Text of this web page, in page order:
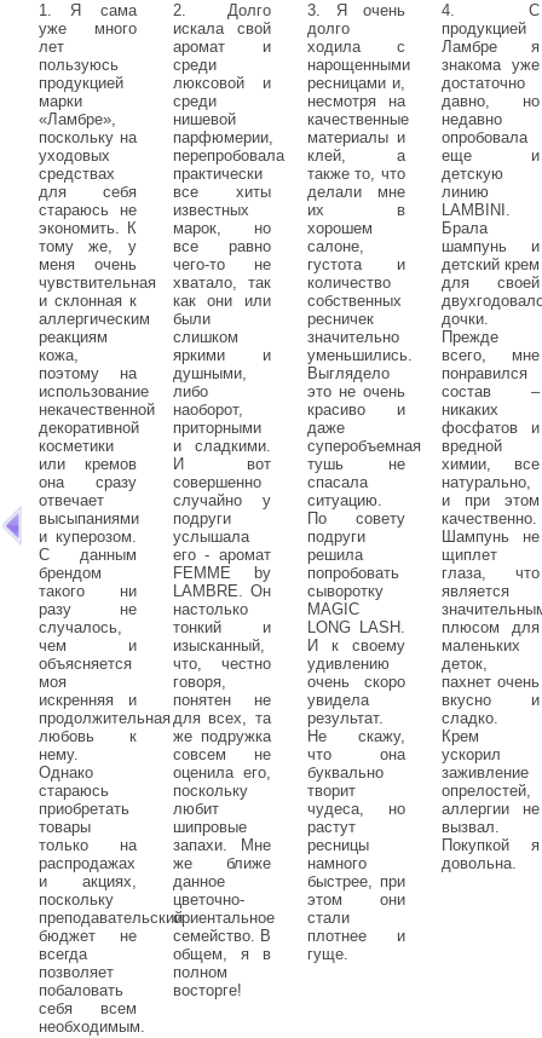
1. Я сама
уже много
лет
пользуюсь
продукцией
марки
«Ламбре»,
поскольку на
уходовых
средствах
для себя
стараюсь не
экономить. К
тому же, у
меня очень
чувствительная
и склонная к
аллергическим
реакциям
кожа,
поэтому на
использование
некачественной
декоративной
косметики
или кремов
она сразу
отвечает
высыпаниями
и куперозом.
С данным
брендом
такого ни
разу не
случалось,
чем и
объясняется
моя
искренняя и
продолжительная
любовь к
нему.
Однако
стараюсь
приобретать
товары
только на
распродажах
и акциях,
поскольку
преподавательский
бюджет не
всегда
позволяет
побаловать
себя всем
необходимым.
2. Долго
искала свой
аромат и
среди
люксовой и
среди
нишевой
парфюмерии,
перепробовала
практически
все хиты
известных
марок, но
все равно
чего-то не
хватало, так
как они или
были
слишком
яркими и
душными,
либо
наоборот,
приторными
и сладкими.
И вот
совершенно
случайно у
подруги
услышала
его - аромат
FEMME by
LAMBRE. Он
настолько
тонкий и
изысканный,
что, честно
говоря,
понятен не
для всех, та
же подружка
совсем не
оценила его,
поскольку
любит
шипровые
запахи. Мне
же ближе
данное
цветочно-
ориентальное
семейство. В
общем, я в
полном
восторге!
3. Я очень
долго
ходила с
нарощенными
ресницами и,
несмотря на
качественные
материалы и
клей, а
также то, что
делали мне
их в
хорошем
салоне,
густота и
количество
собственных
ресничек
значительно
уменьшились.
Выглядело
это не очень
красиво и
даже
суперобъемная
тушь не
спасала
ситуацию.
По совету
подруги
решила
попробовать
сыворотку
MAGIC
LONG LASH.
И к своему
удивлению
очень скоро
увидела
результат.
Не скажу,
что она
буквально
творит
чудеса, но
растут
ресницы
намного
быстрее, при
этом они
стали
плотнее и
гуще.
4. С
продукцией
Ламбре я
знакома уже
достаточно
давно, но
недавно
опробовала
еще и
детскую
линию
LAMBINI.
Брала
шампунь и
детский крем
для своей
дочки.
Прежде
всего, мне
понравился
состав –
никаких
фосфатов и
вредной
химии, все
натурально,
и при этом
качественно.
Шампунь не
щиплет
глаза, что
является
плюсом для
маленьких
деток,
пахнет очень
вкусно и
сладко.
Крем
ускорил
заживление
опрелостей,
аллергии не
вызвал.
Покупкой я
довольна.